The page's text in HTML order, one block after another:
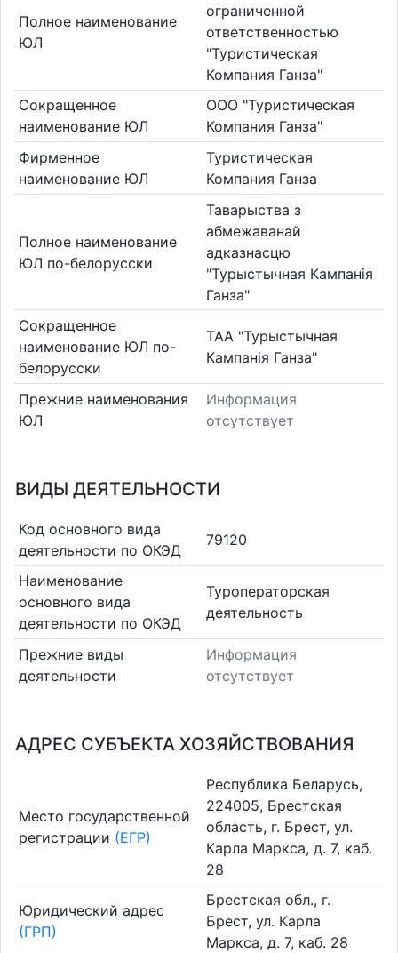
Полное наименование
ЮЛ
ограниченной
ответственностью
"Туристическая
Компания Ганза"
Сокращенное
наименование ЮЛ
ООО "Туристическая
Компания Ганза"
Фирменное
наименование ЮЛ
Туристическая
Компания Ганза
Полное наименование
ЮЛ по-белорусски
Таварыства з
абмежаванай
адказнасцю
"Турыстычная Кампанія
Ганза"
Сокращенное
наименование ЮЛ по-
белорусски
ТАА "Турыстычная
Кампанія Ганза"
Прежние наименования
ЮЛ
Информация
отсутствует
ВИДЫ ДЕЯТЕЛЬНОСТИ
Код основного вида
деятельности по ОКЭД
79120
Наименование
основного вида
деятельности по ОКЭД
Туроператорская
деятельность
Прежние виды
деятельности
Информация
отсутствует
АДРЕС СУБЪЕКТА ХОЗЯЙСТВОВАНИЯ
Место государственной
регистрации (ЕГР)
Республика Беларусь,
224005, Брестская
область, г. Брест, ул.
Карла Маркса, д. 7, каб.
28
Юридический адрес
(ГРП)
Брестская обл., г.
Брест, ул. Карла
Маркса, д. 7, каб. 28